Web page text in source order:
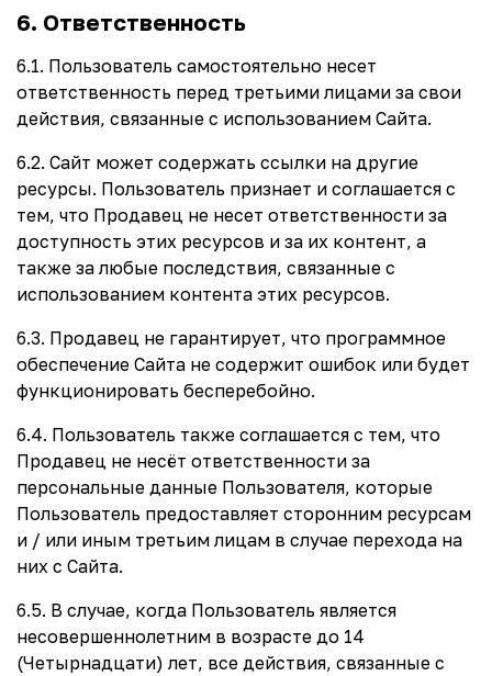
6. Ответственность
6.1. Пользователь самостоятельно несет
ответственность перед третьими лицами за свои
действия, связанные с использованием Сайта.
6.2. Сайт может содержать ссылки на другие
ресурсы. Пользователь признает и соглашается с
тем, что Продавец не несет ответственности за
доступность этих ресурсов и за их контент, а
также за любые последствия, связанные с
использованием контента этих ресурсов.
6.3. Продавец не гарантирует, что программное
обеспечение Сайта не содержит ошибок или будет
функционировать бесперебойно.
6.4. Пользователь также соглашается с тем, что
Продавец не несёт ответственности за
персональные данные Пользователя, которые
Пользователь предоставляет сторонним ресурсам
и / или иным третьим лицам в случае перехода на
них с Сайта.
6.5. В случае, когда Пользователь является
несовершеннолетним в возрасте до 14
(Четырнадцати) лет, все действия, связанные с